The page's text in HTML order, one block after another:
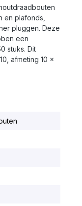
en plafonds,
pluggen. Deze
een
stuks. Dit
afmeting 10 x